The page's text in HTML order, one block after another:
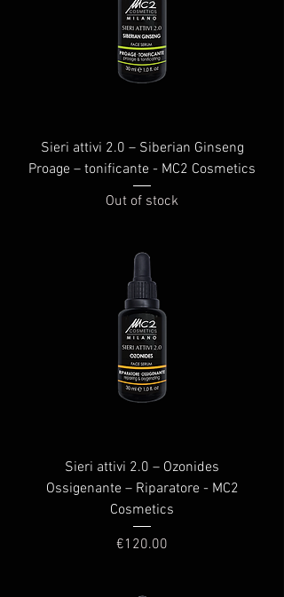
Sieri attivi 2.0 – Siberian Ginseng
Proage – tonificante - MC2 Cosmetics
Out of stock
Sieri attivi 2.0 – Ozonides
Ossigenante – Riparatore - MC2
Cosmetics
Price
€120.00